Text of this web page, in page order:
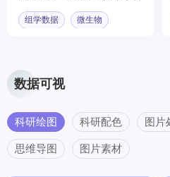
的在线网站
组学数据 微生物
数据可视
科研绘图 科研配色 图片
思维导图 图片素材